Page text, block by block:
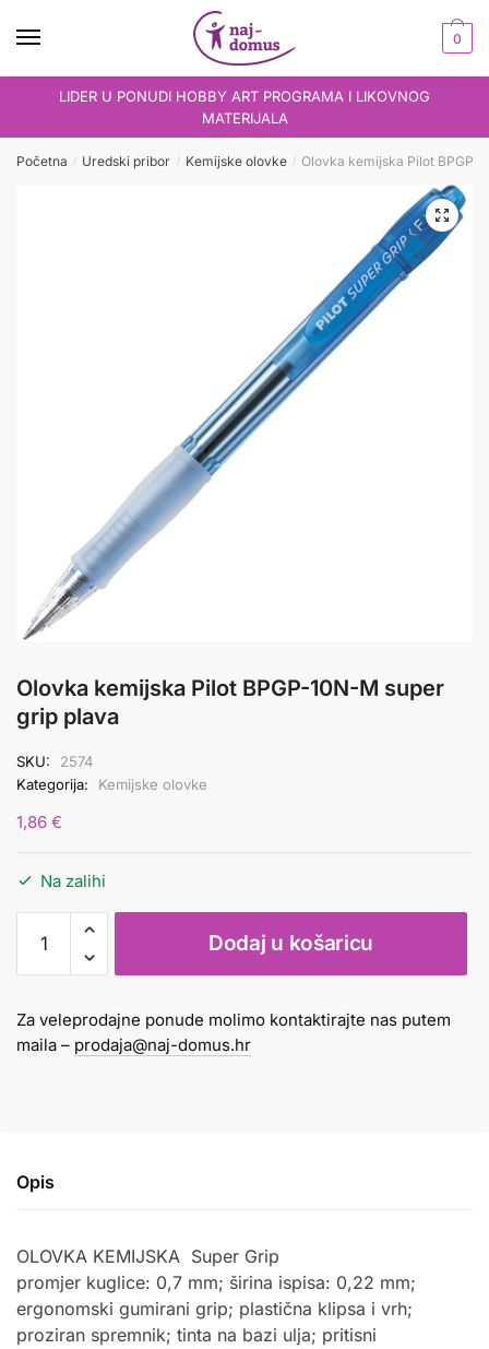
0
LIDER U PONUDI HOBBY ART PROGRAMA I LIKOVNOG
MATERIJALA
Početna / Uredski pribor / Kemijske olovke / Olovka kemijska Pilot BPGP-
Olovka kemijska Pilot BPGP-10N-M super
grip plava
SKU:
2574
Kategorija:
Kemijske olovke
1,86 €
Na zalihi
kemijska
Pilot
10N-
M
Dodaj u košaricu
Za veleprodajne ponude molimo kontaktirajte nas putem
maila – prodaja@naj-domus.hr
Opis
OLOVKA KEMIJSKA Super Grip
promjer kuglice: 0,7 mm; širina ispisa: 0,22 mm;
ergonomski gumirani grip; plastična klipsa i vrh;
proziran spremnik; tinta na bazi ulja; pritisni